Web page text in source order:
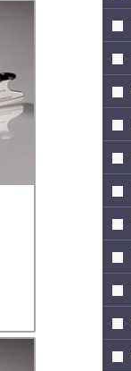
и
или
с
для